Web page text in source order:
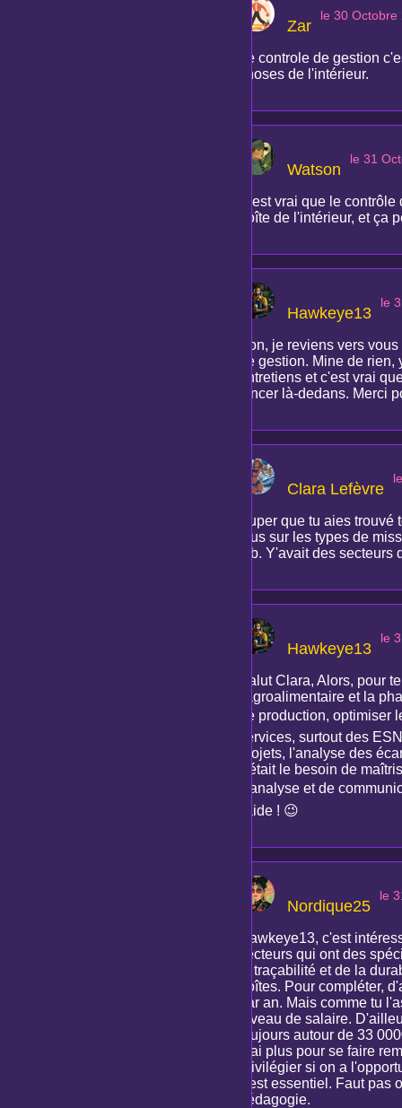
Zar
le 30 Octobre
Le controle de gestion
choses de l'intérieur.
Watson
le 31
C'est vrai que le
boîte de l'intérieur, et ça
Hawkeye13
le
Bon, je reviens vers
de gestion. Mine de
entretiens et c'est vrai
lancer là-dedans. Merci
Clara Lefèvre
Super que tu aies
plus sur les types de
job. Y'avait des
Hawkeye13
le
Salut Clara, Alors, pour
l'agroalimentaire et la
de production,
services, surtout des
projets, l'analyse des
c'était le besoin de
d'analyse et de
t'aide ! 😉
Nordique25
le
Hawkeye13, c'est
secteurs qui ont des
la traçabilité et de la
boîtes. Pour compléter,
par an. Mais comme tu
niveau de salaire.
toujours autour de 33
vrai plus pour se faire
privilégier si on a
c'est essentiel. Faut
pédagogie.